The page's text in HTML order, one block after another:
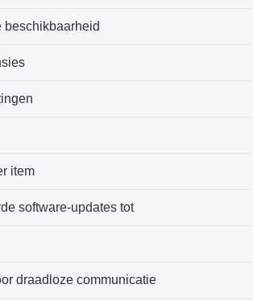
beschikbaarheid
item
software-updates tot
draadloze communicatie